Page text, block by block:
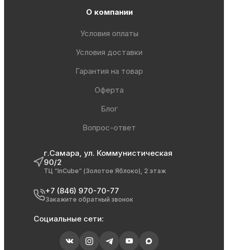
О компании
Условия оплаты
Условия доставки
Гарантия на товар
Оферта
Блог
Вопрос-ответ
г.Самара, ул. Коммунистическая
90/2
ТЦ “InCube” (Золотое Яблоко), 2 этаж
+7 (846) 970-70-77
Закажите обратный звонок
Социальные сети: